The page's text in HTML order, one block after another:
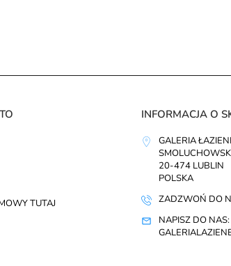
TUTAJ
INFORMACJA O
GALERIA
20-474 LUBLIN
POLSKA
ZADZWOŃ DO
NAPISZ DO NAS: